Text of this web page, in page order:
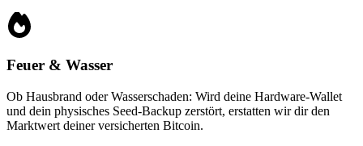
Feuer & Wasser
Ob Hausbrand oder Wasserschaden: Wird deine Hardware-Wallet
und dein physisches Seed-Backup zerstört, erstatten wir dir den
Marktwert deiner versicherten Bitcoin.